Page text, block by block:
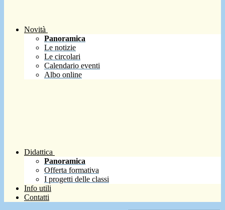
Novità
Panoramica
Le notizie
Le circolari
Calendario eventi
Albo online
Didattica
Panoramica
Offerta formativa
I progetti delle classi
Info utili
Contatti